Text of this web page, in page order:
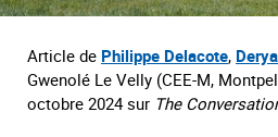
Article de Philippe Delacote,
Gwenolé Le Velly (CEE-M,
octobre 2024 sur The